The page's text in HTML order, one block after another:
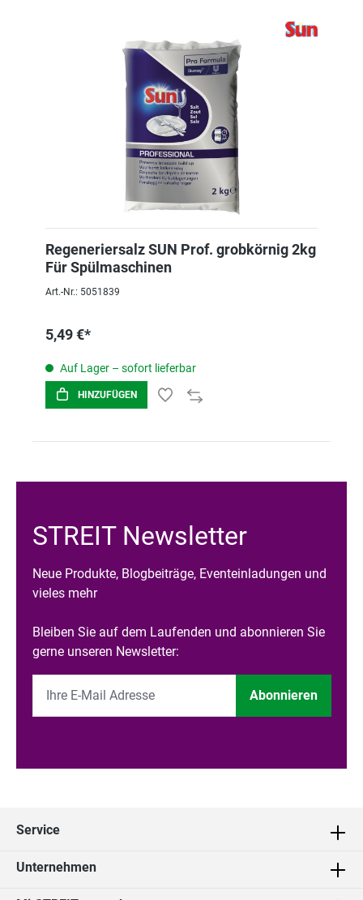
Regeneriersalz SUN Prof. grobkörnig 2kg
Für Spülmaschinen
Art.-Nr.: 5051839
5,49 €*
Auf Lager – sofort lieferbar
HINZUFÜGEN
STREIT Newsletter
Neue Produkte, Blogbeiträge, Eventeinladungen und
vieles mehr
Bleiben Sie auf dem Laufenden und abonnieren Sie
gerne unseren Newsletter:
Abonnieren
Service
Unternehmen